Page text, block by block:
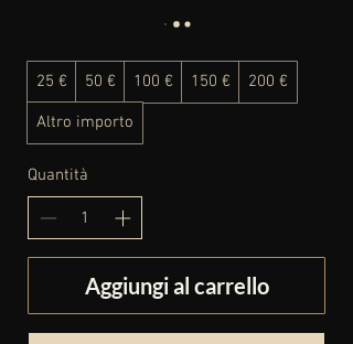
25 € 50 € 100 € 150 € 200 €
Altro importo
Quantità
Aggiungi al carrello